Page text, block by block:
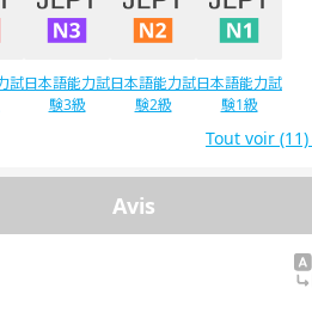
試日本語能力試
験3級
日本語能力試
験2級
日本語能力試
験1級
Tout voir (11)
Avis